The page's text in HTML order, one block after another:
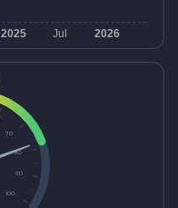
70
80
90
100